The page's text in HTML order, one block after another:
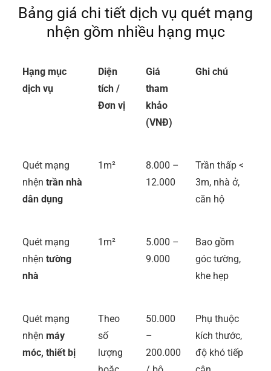
Bảng giá chi tiết dịch vụ quét mạng
nhện gồm nhiều hạng mục
Hạng mục
dịch vụ
Diện
tích /
Đơn vị
Giá
tham
khảo
(VNĐ)
Ghi chú
Quét mạng
nhện trần nhà
dân dụng
1m²
8.000 –
12.000
Trần thấp <
3m, nhà ở,
căn hộ
Quét mạng
nhện tường
nhà
1m²
5.000 –
9.000
Bao gồm
góc tường,
khe hẹp
Quét mạng
nhện máy
móc, thiết bị
Theo
số
lượng
50.000
–
200.000
Phụ thuộc
kích thước,
độ khó tiếp